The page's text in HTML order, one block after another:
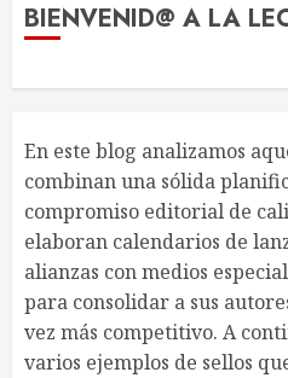
BIENVENID@ A LA
En este blog analizamos
combinan una sólida
compromiso editorial de
elaboran calendarios de
alianzas con medios
para consolidar a sus
vez más competitivo. A
varios ejemplos de sellos
5
Qué es
10 DE